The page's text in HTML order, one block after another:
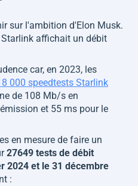
sur l'ambition d'Elon Musk.
affichait un débit
car, en 2023, les
000 speedtests Starlink
de 108 Mb/s en
et 55 ms pour le
en mesure de faire un
27649 tests de débit
2024 et le 31 décembre
: